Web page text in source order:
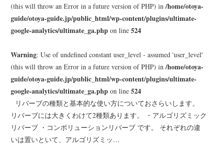
(this will throw an Error in a future version of PHP) in/home/otoya-
guide/otoya-guide.jp/public_html/wp-content/plugins/ultimate-
google-analytics/ultimate_ga.php on line524
Warning: Use of undefined constant user_level - assumed 'user_level'
(this will throw an Error in a future version of PHP) in/home/otoya-
guide/otoya-guide.jp/public_html/wp-content/plugins/ultimate-
google-analytics/ultimate_ga.php on line524
リバーブの種類と基本的な使い方についておさらいします。
リバーブには大きくわけて2種類あります。 ・アルゴリズミック
リバーブ ・コンボリューションリバーブ です。 それぞれの違
いは置いといて、アルゴリズミッ…